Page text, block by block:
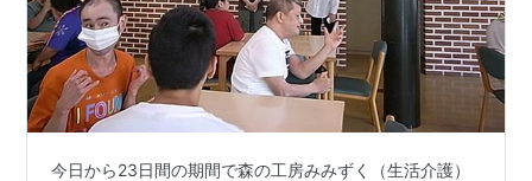
今日から23日間の期間で森の工房みみずく（生活介護）